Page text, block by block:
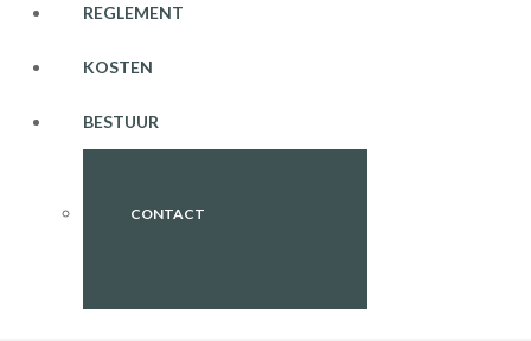
REGLEMENT
KOSTEN
BESTUUR
CONTACT